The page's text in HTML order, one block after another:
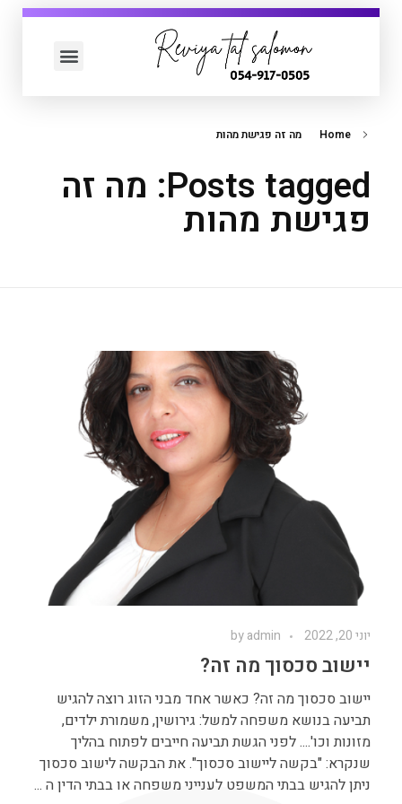
Home מה זה פגישת מהות
Posts tagged: מה זה
פגישת מהות
יוני 20, 2022 byadmin
יישוב סכסוך מה זה?
יישוב סכסוך מה זה? כאשר אחד מבני הזוג רוצה להגיש
תביעה בנושא משפחה למשל: גירושין, משמורת ילדים,
מזונות וכו'.... לפני הגשת תביעה חייבים לפתוח בהליך
שנקרא: "בקשה ליישוב סכסוך". את הבקשה לישוב סכסוך
ניתן להגיש בבתי המשפט לענייני משפחה או בבתי הדין ה ...